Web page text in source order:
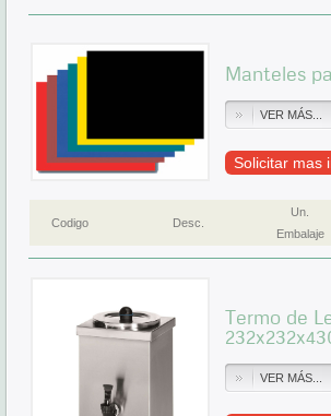
Manteles
VER MÁS...
Solicitar mas
Codigo Desc.
Un.
Embalaje
Termo de
VER MÁS...